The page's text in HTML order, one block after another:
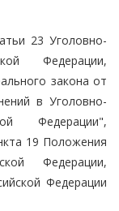
23 Уголовно-
Федерации,
закона от
в Уголовно-
Федерации",
19 Положения
Федерации,
Федерации